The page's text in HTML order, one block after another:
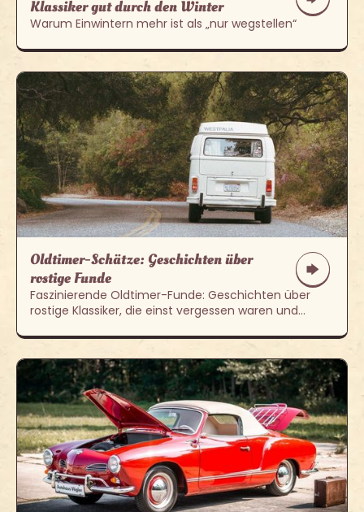
Klassiker gut durch den Winter
Warum Einwintern mehr ist als „nur wegstellen“
Oldtimer-Schätze: Geschichten über
rostige Funde
Faszinierende Oldtimer-Funde: Geschichten über
rostige Klassiker, die einst vergessen waren und